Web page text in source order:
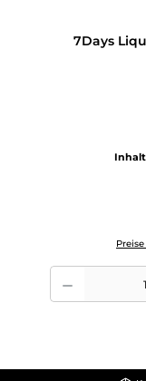
7Days
Produkt Anzahl: